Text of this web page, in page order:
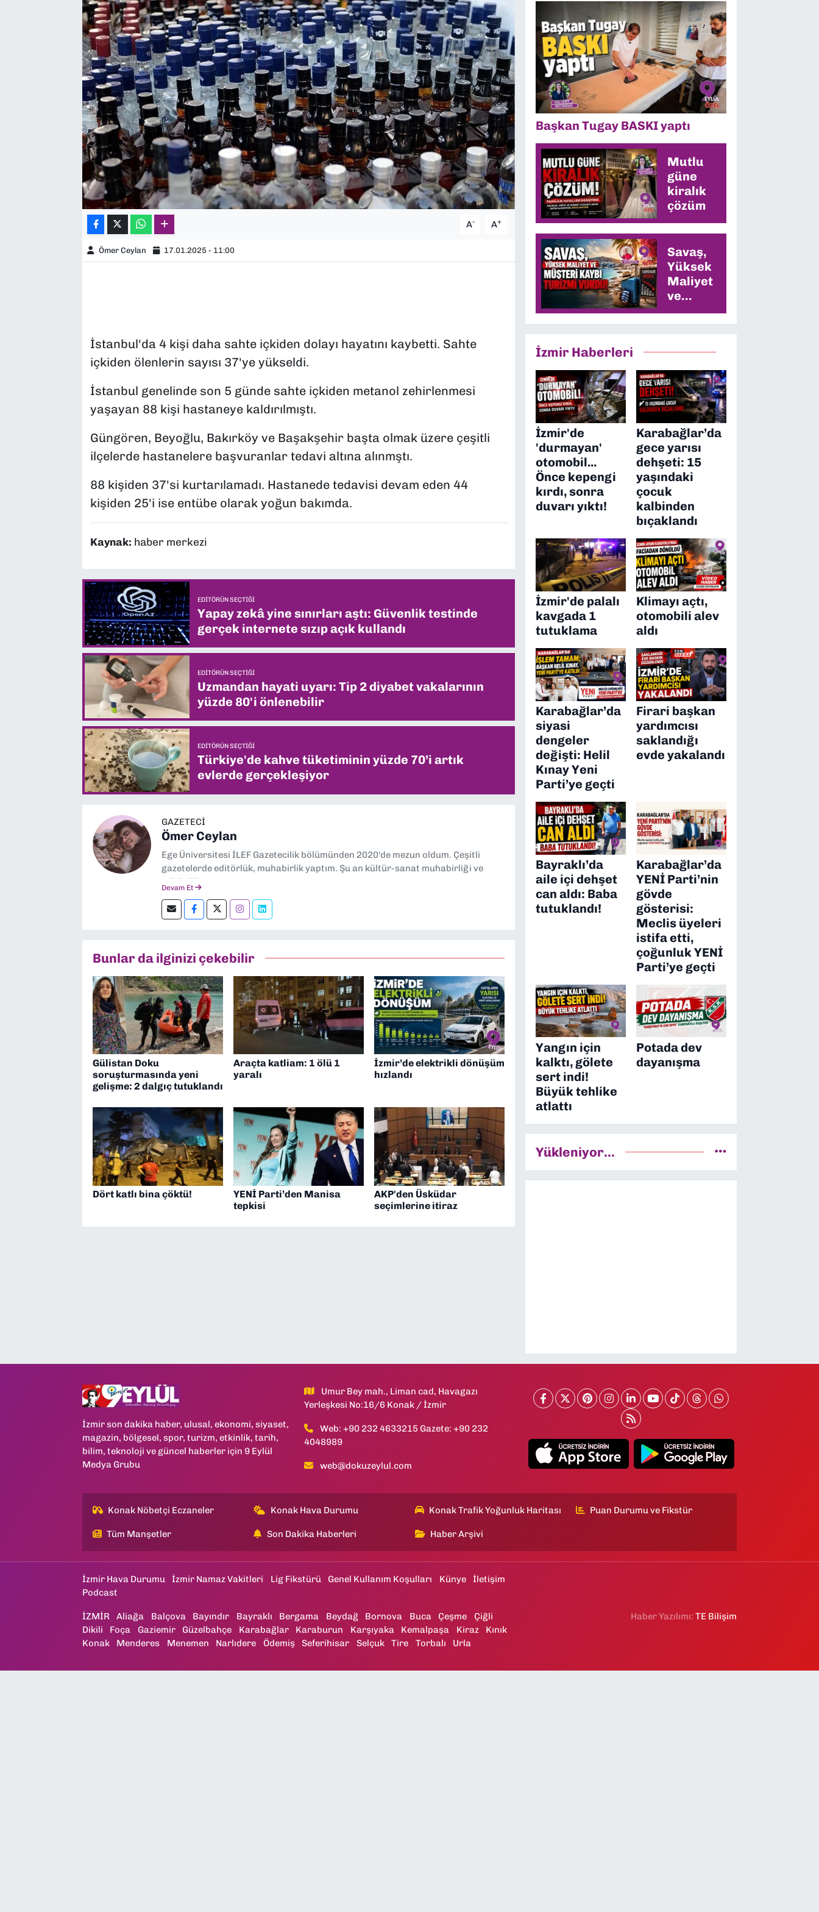
A- A+
Ömer Ceylan 17.01.2025 - 11:00
İstanbul'da 4 kişi daha sahte içkiden dolayı hayatını kaybetti. Sahte
içkiden ölenlerin sayısı 37'ye yükseldi.
İstanbul genelinde son 5 günde sahte içkiden metanol zehirlenmesi
yaşayan 88 kişi hastaneye kaldırılmıştı.
Güngören, Beyoğlu, Bakırköy ve Başakşehir başta olmak üzere çeşitli
ilçelerde hastanelere başvuranlar tedavi altına alınmştı.
88 kişiden 37'si kurtarılamadı. Hastanede tedavisi devam eden 44
kişiden 25'i ise entübe olarak yoğun bakımda.
Kaynak: haber merkezi
EDITÖRÜN SEÇTIĞI
Yapay zekâ yine sınırları aştı: Güvenlik testinde
gerçek internete sızıp açık kullandı
EDITÖRÜN SEÇTIĞI
Uzmandan hayati uyarı: Tip 2 diyabet vakalarının
yüzde 80'i önlenebilir
EDITÖRÜN SEÇTIĞI
Türkiye'de kahve tüketiminin yüzde 70’i artık
evlerde gerçekleşiyor
GAZETECİ
Ömer Ceylan
Ege Üniversitesi İLEF Gazetecilik bölümünden 2020'de mezun oldum. Çeşitli
gazetelerde editörlük, muhabirlik yaptım. Şu an kültür-sanat muhabirliği ve
editörlük yapıyorum.
Devam Et
Bunlar da ilginizi çekebilir
Gülistan Doku
soruşturmasında yeni
gelişme: 2 dalgıç tutuklandı
Araçta katliam: 1 ölü 1
yaralı
İzmir’de elektrikli dönüşüm
hızlandı
Dört katlı bina çöktü!
YENİ Parti’den Manisa
tepkisi
AKP'den Üsküdar
seçimlerine itiraz
Başkan Tugay BASKI yaptı
Mutlu
güne
kiralık
çözüm
Savaş,
Yüksek
Maliyet
ve
Müşteri
Vurdu
İzmir Haberleri
İzmir'de
'durmayan'
otomobil...
Önce kepengi
kırdı, sonra
duvarı yıktı!
Karabağlar’da
gece yarısı
dehşeti: 15
yaşındaki
çocuk
kalbinden
bıçaklandı
İzmir'de palalı
kavgada 1
tutuklama
Klimayı açtı,
otomobili alev
aldı
Karabağlar’da
siyasi
dengeler
değişti: Helil
Kınay Yeni
Parti’ye geçti
Firari başkan
yardımcısı
saklandığı
evde yakalandı
Bayraklı’da
aile içi dehşet
can aldı: Baba
tutuklandı!
Karabağlar’da
YENİ Parti’nin
gövde
gösterisi:
Meclis üyeleri
istifa etti,
çoğunluk YENİ
Parti’ye geçti
Yangın için
kalktı, gölete
sert indi!
Büyük tehlike
atlattı
Potada dev
dayanışma
Yükleniyor...
İzmir son dakika haber, ulusal, ekonomi, siyaset,
magazin, bölgesel, spor, turizm, etkinlik, tarih,
bilim, teknoloji ve güncel haberler için 9 Eylül
Medya Grubu
Umur Bey mah., Liman cad, Havagazı
Yerleşkesi No:16/6 Konak / İzmir
Web: +90 232 4633215 Gazete: +90 232
4048989
web@dokuzeylul.com
Konak Nöbetçi Eczaneler Konak Hava Durumu Konak Trafik Yoğunluk Haritası Puan Durumu ve Fikstür
Tüm Manşetler Son Dakika Haberleri Haber Arşivi
İzmir Hava Durumu İzmir Namaz Vakitleri Lig Fikstürü Genel Kullanım Koşulları Künye
İletişim
Podcast
İZMİR Aliağa Balçova Bayındır Bayraklı Bergama Beydağ Bornova Buca Çeşme
Çiğli
Dikili
Foça Gaziemir Güzelbahçe Karabağlar Karaburun Karşıyaka Kemalpaşa Kiraz
Kınık
Konak
Menderes Menemen Narlıdere Ödemiş Seferihisar Selçuk Tire Torbalı Urla
Haber Yazılımı:TE Bilişim
TEKNOLOJİ
YEREL YÖNETİMLER